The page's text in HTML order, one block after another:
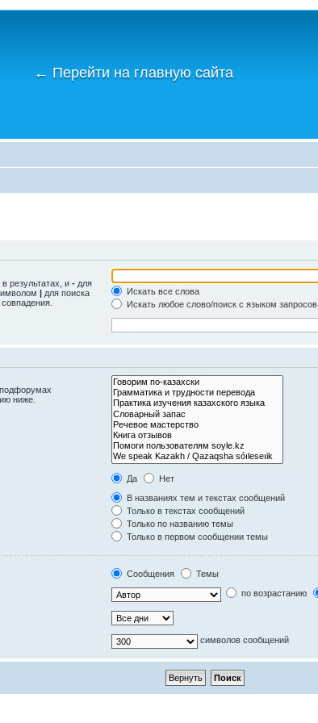
← Перейти на главную сайта
результатах, и - для
| для поиска
Искать все слова
Искать любое слово/поиск с языком запросов
ниже.
Да
Нет
В названиях тем и текстах сообщений
Только в текстах сообщений
Только по названию темы
Только в первом сообщении темы
Сообщения
Темы
по возрастанию
символов сообщений